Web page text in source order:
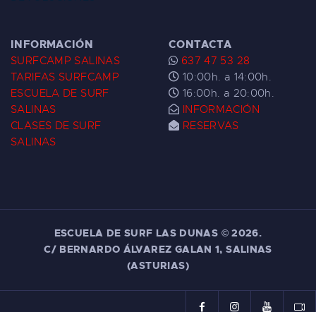
INFORMACIÓN
SURFCAMP SALINAS
TARIFAS SURFCAMP
ESCUELA DE SURF
SALINAS
CLASES DE SURF
SALINAS
CONTACTA
637 47 53 28
10:00h. a 14:00h.
16:00h. a 20:00h.
INFORMACIÓN
RESERVAS
ESCUELA DE SURF LAS DUNAS ©2026.
C/ BERNARDO ÁLVAREZ GALAN 1, SALINAS
(ASTURIAS)